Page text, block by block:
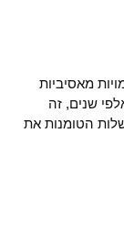
מאסיביות
שנים, זה
הטומנות את